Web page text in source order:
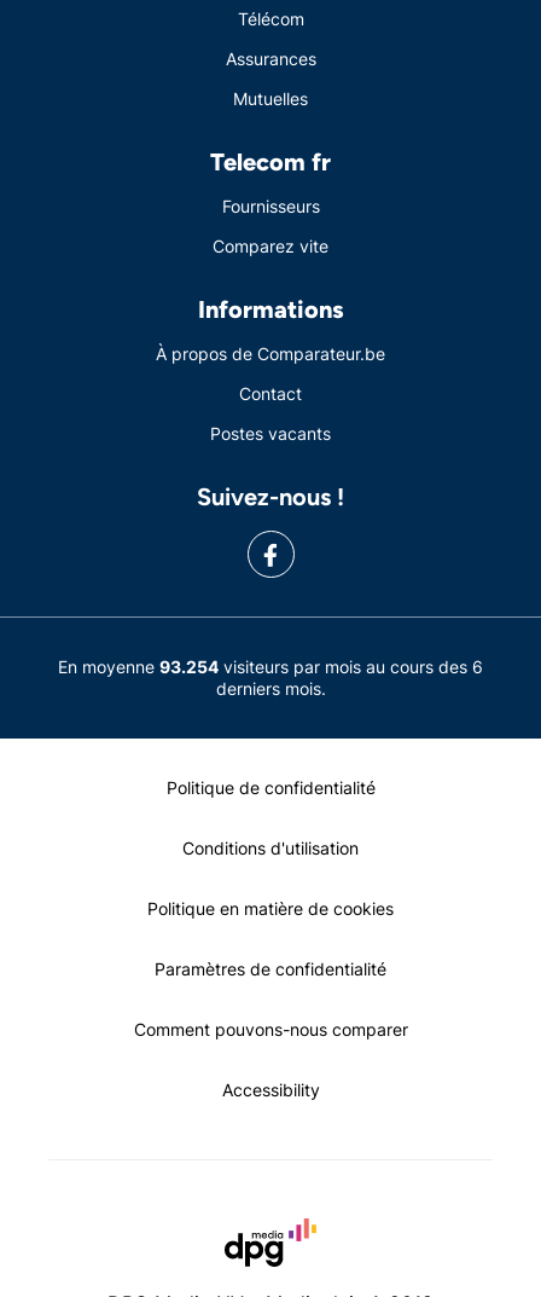
Télécom
Assurances
Mutuelles
Telecom fr
Fournisseurs
Comparez vite
Informations
À propos de Comparateur.be
Contact
Postes vacants
Suivez-nous !
En moyenne 93.254 visiteurs par mois au cours des 6
derniers mois.
Politique de confidentialité
Conditions d'utilisation
Politique en matière de cookies
Paramètres de confidentialité
Comment pouvons-nous comparer
Accessibility